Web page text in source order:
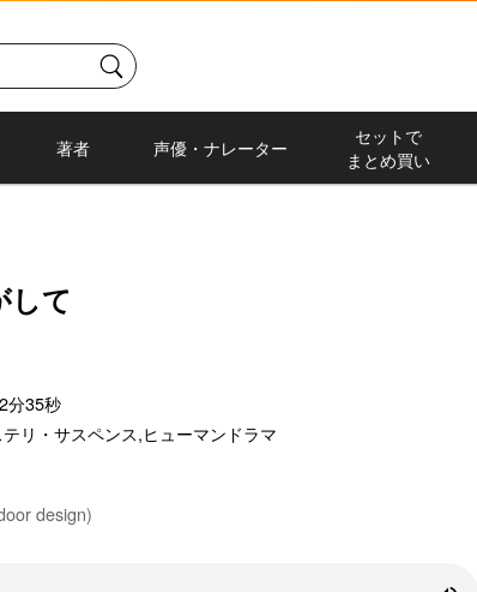
著者 声優・ナレーター
セットで
まとめ買い
して
分35秒
リ・サスペンス,ヒューマンドラマ
design)